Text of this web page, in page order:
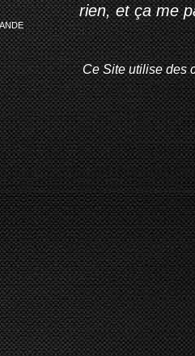
rien, et ça me
Ce Site utilise des